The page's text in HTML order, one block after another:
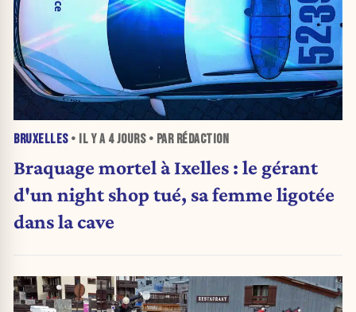
BRUXELLES• IL Y A 4 JOURS• PAR RÉDACTION
Braquage mortel à Ixelles : le gérant
d'un night shop tué, sa femme ligotée
dans la cave